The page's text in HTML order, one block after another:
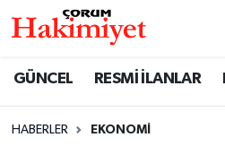
GÜNCEL RESMİ İLANLAR
HABERLER EKONOMİ
Nöbetçi Eczaneler